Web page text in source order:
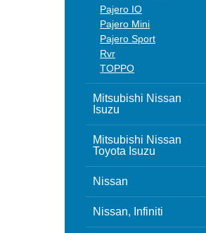
Pajero IO
Pajero Mini
Pajero Sport
Rvr
TOPPO
Mitsubishi Nissan
Isuzu
Mitsubishi Nissan
Toyota Isuzu
Nissan
Nissan, Infiniti